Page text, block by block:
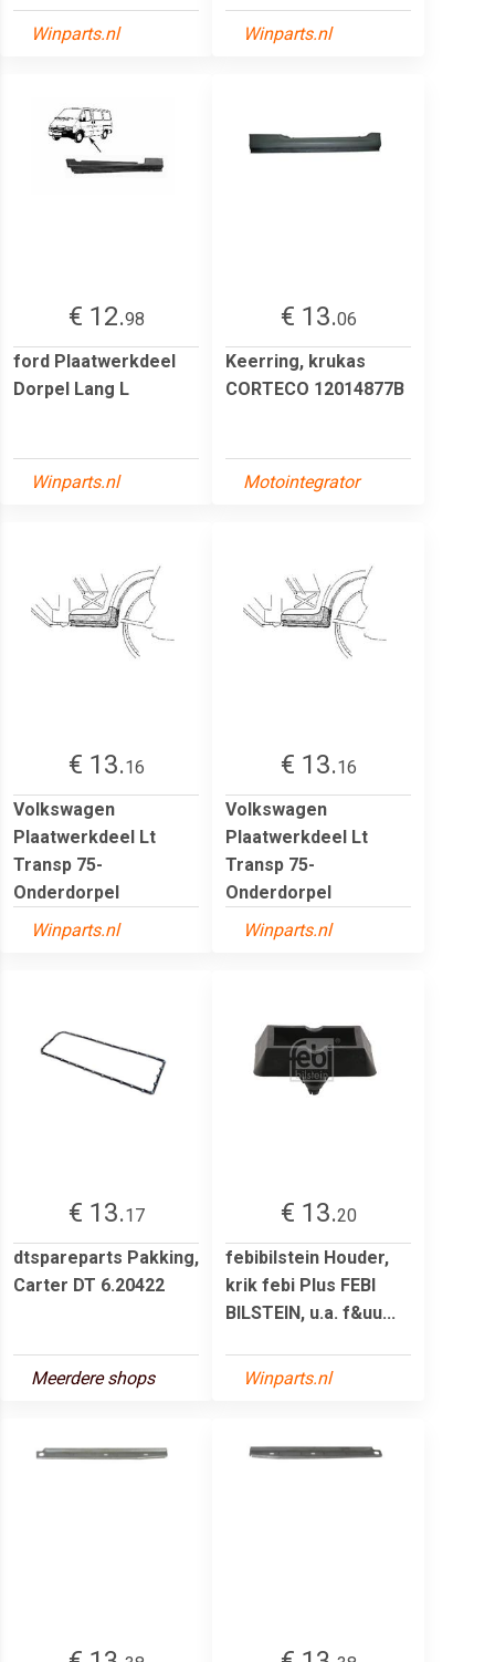
Winparts.nl Winparts.nl
€ 12.98
ford Plaatwerkdeel
Dorpel Lang L
Winparts.nl
€ 13.06
Keerring, krukas
CORTECO 12014877B
Motointegrator
€ 13.16
Volkswagen
Plaatwerkdeel Lt
Transp 75-
Onderdorpel
Winparts.nl
€ 13.16
Volkswagen
Plaatwerkdeel Lt
Transp 75-
Onderdorpel
Winparts.nl
€ 13.17
dtspareparts Pakking,
Carter DT 6.20422
Meerdere shops
€ 13.20
febibilstein Houder,
krik febi Plus FEBI
BILSTEIN, u.a. f&uu...
Winparts.nl